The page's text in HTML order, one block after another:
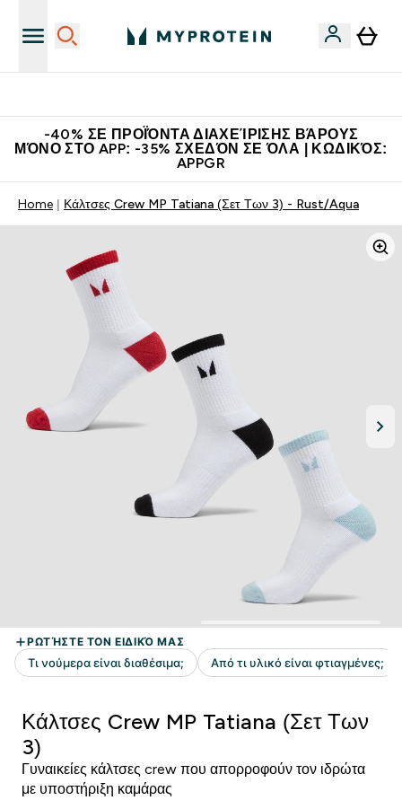
-40% ΣΕ ΠΡΟΪΌΝΤΑ ΔΙΑΧΕΊΡΙΣΗΣ ΒΆΡΟΥΣ
ΜΌΝΟ ΣΤΟ APP: -35% ΣΧΕΔΌΝ ΣΕ ΌΛΑ | ΚΩΔΙΚΌΣ:
APPGR
Home Κάλτσες Crew MP Tatiana (Σετ Των 3) - Rust/Aqua
Κάλτσες Crew MP Tatiana (Σετ Των
3)
Γυναικείες κάλτσες crew που απορροφούν τον ιδρώτα
με υποστήριξη καμάρας